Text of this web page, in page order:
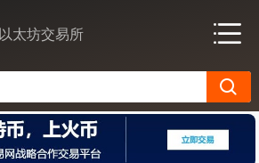
以太坊交易所